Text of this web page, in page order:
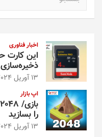
اخبار فناوری
ذخیره‌سازی
13 آوریل 2024
اپ بازار
را بسازید
13 آوریل 2024